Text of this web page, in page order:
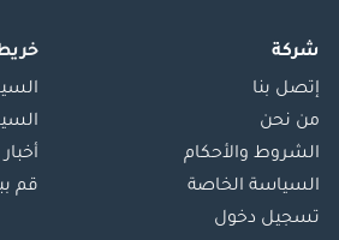
شركة
إتصل بنا
من نحن
الشروط والأحكام
السياسة الخاصة
تسجيل دخول
قم